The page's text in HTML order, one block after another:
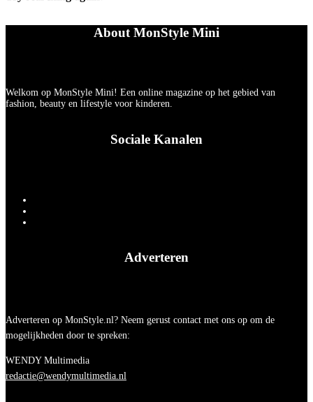
About MonStyle Mini
Welkom op MonStyle Mini! Een online magazine op het gebied van
fashion, beauty en lifestyle voor kinderen.
Sociale Kanalen
Adverteren
Adverteren op MonStyle.nl? Neem gerust contact met ons op om de
mogelijkheden door te spreken:
WENDY Multimedia
redactie@wendymultimedia.nl